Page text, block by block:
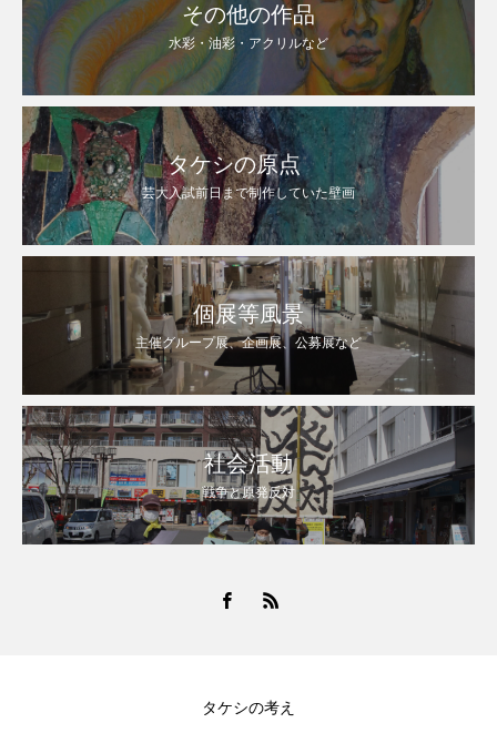
その他の作品
水彩・油彩・アクリルなど
タケシの原点
芸大入試前日まで制作していた壁画
個展等風景
主催グループ展、企画展、公募展など
社会活動
戦争と原発反対
タケシの考え